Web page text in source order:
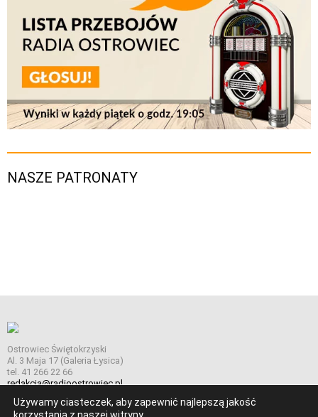
NASZE PATRONATY
Ostrowiec Świętokrzyski
Al. 3 Maja 17 (Galeria Łysica)
tel. 41 266 22 66
redakcja@radioostrowiec.pl
Używamy ciasteczek, aby zapewnić najlepszą jakość